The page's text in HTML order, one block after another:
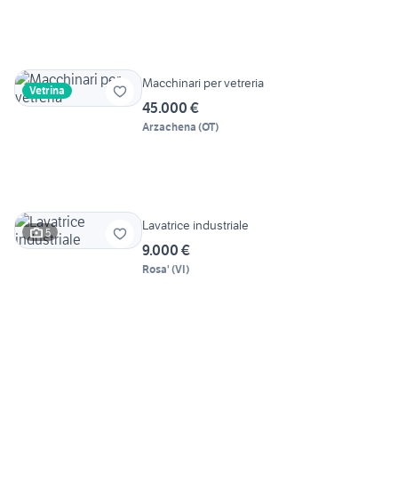
Vetrina Macchinari per vetreria
45.000 €
Arzachena (OT)
5 Lavatrice industriale
9.000 €
Rosa' (VI)